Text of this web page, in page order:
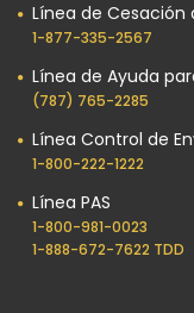
Línea de Cesación
1-877-335-2567
Línea de Ayuda
(787) 765-2285
Línea Control de
1-800-222-1222
Línea PAS
1-800-981-0023​
1-888-672-7622 TDD